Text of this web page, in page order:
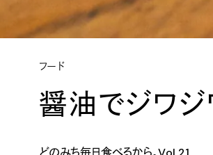
フード
醤油でジワジ